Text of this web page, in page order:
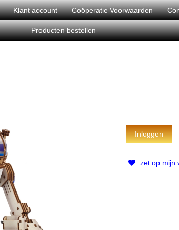
Klant account Coöperatie Voorwaarden
Producten bestellen
zet op mijn